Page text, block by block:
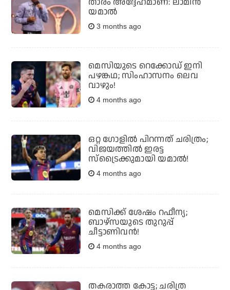
യമാല്‍
3 months ago
മെസിയുടെ റെക്കോഡ് ഇനി
പഴങ്കഥ; സിംഹാസനം ലെവ
വാഴും!
4 months ago
ഒറ്റ ഗോളില്‍ പിറന്നത് ചരിത്രം;
വിജയത്തില്‍ ഇരട്ട
സ്‌ട്രൈക്കുമായി യമാല്‍!
4 months ago
മെസിക്ക് ശേഷം റഫീന്യ;
ബാഴ്‌സയുടെ തുറുപ്പ്
ചീട്ടാണിവൻ!
4 months ago
തകരാത്ത കോട്ട; ചരിത്ര